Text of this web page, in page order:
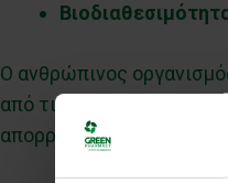
Ο ανθρώπινος
από τις τροφές. Για
απορρόφησή της.